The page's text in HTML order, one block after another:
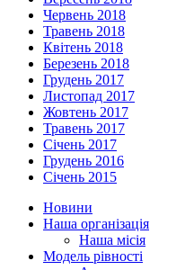
Червень 2018
Травень 2018
Квітень 2018
Березень 2018
Грудень 2017
Листопад 2017
Жовтень 2017
Травень 2017
Січень 2017
Грудень 2016
Січень 2015
Новини
Наша організація
Наша місія
Модель рівності